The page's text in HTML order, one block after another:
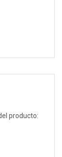
producto: